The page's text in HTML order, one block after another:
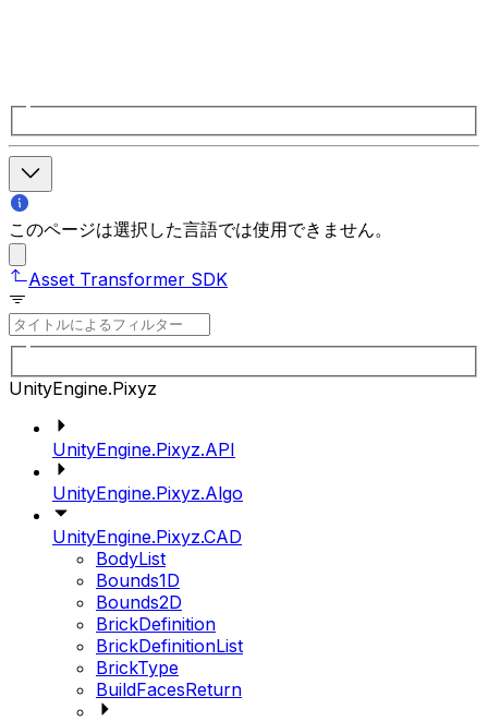
このページは選択した言語では使用できません。
Asset Transformer SDK
UnityEngine.Pixyz
UnityEngine.Pixyz.API
UnityEngine.Pixyz.Algo
UnityEngine.Pixyz.CAD
BodyList
Bounds1D
Bounds2D
BrickDefinition
BrickDefinitionList
BrickType
BuildFacesReturn